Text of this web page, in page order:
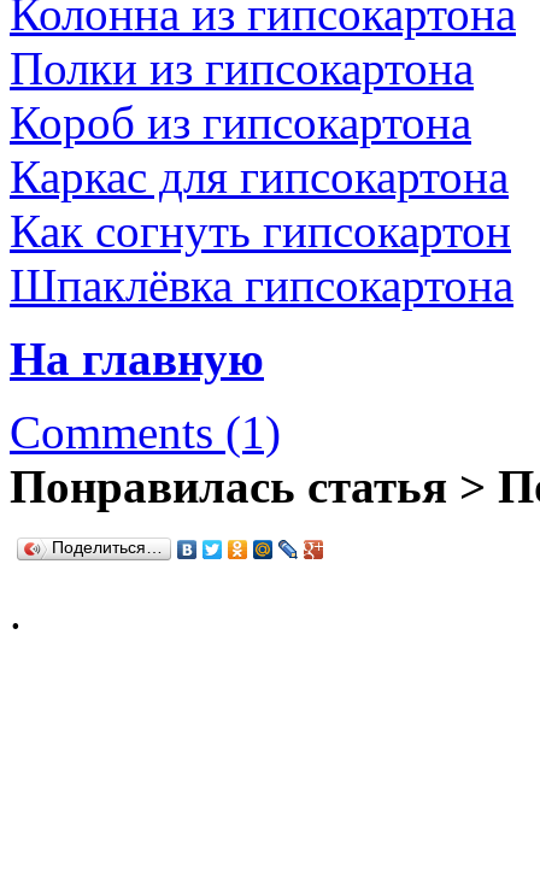
Колонна из гипсокартона
Полки из гипсокартона
Короб из гипсокартона
Каркас для гипсокартона
Как согнуть гипсокартон
Шпаклёвка гипсокартона
На главную
Comments (1)
Понравилась статья >
Поделиться…
.